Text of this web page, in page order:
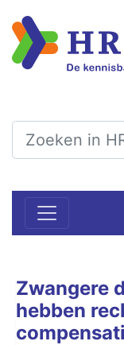
Zwangere
hebben